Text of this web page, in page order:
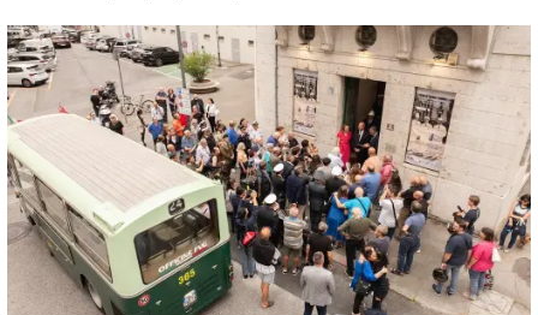
Založnik
Zadruga PD
Naročnine